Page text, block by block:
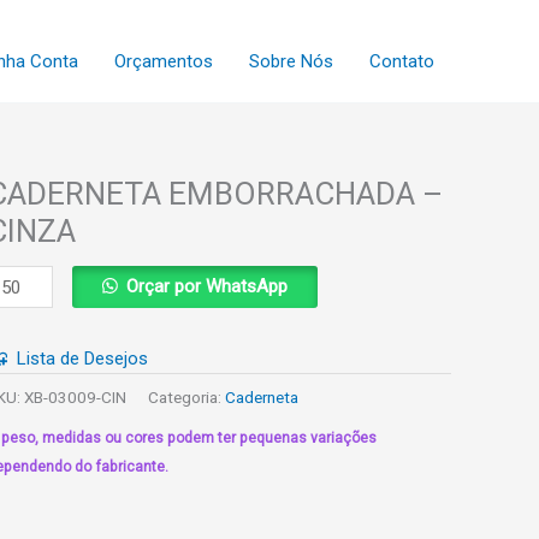
Conta Orçamentos Sobre Nós Contato
EMBORRACHADA –
Orçar por WhatsApp
Lista de Desejos
XB-03009-CIN Categoria:Caderneta
peso, medidas ou cores podem ter pequenas variações
do fabricante.